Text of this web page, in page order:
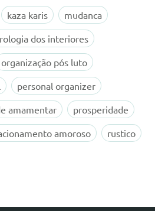
kaza karis
mudanca
dos interiores
organização pós luto
personal organizer
amamentar
prosperidade
amoroso rustico